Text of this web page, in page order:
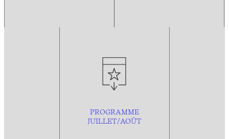
PROGRAMME
JUILLET/AOÛT